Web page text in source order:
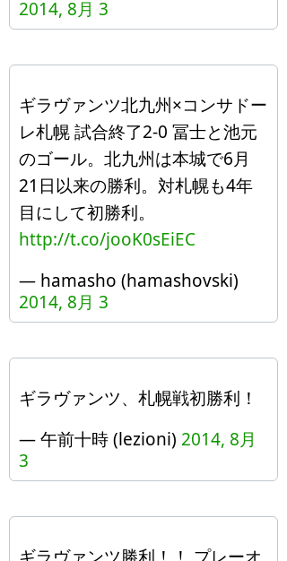
2014, 8月 3
ギラヴァンツ北九州×コンサドー
レ札幌 試合終了2-0 冨士と池元
のゴール。北九州は本城で6月
21日以来の勝利。対札幌も4年
目にして初勝利。
http://t.co/jooK0sEiEC
— hamasho (hamashovski)
2014, 8月 3
ギラヴァンツ、札幌戦初勝利！
— 午前十時 (lezioni) 2014, 8月
3